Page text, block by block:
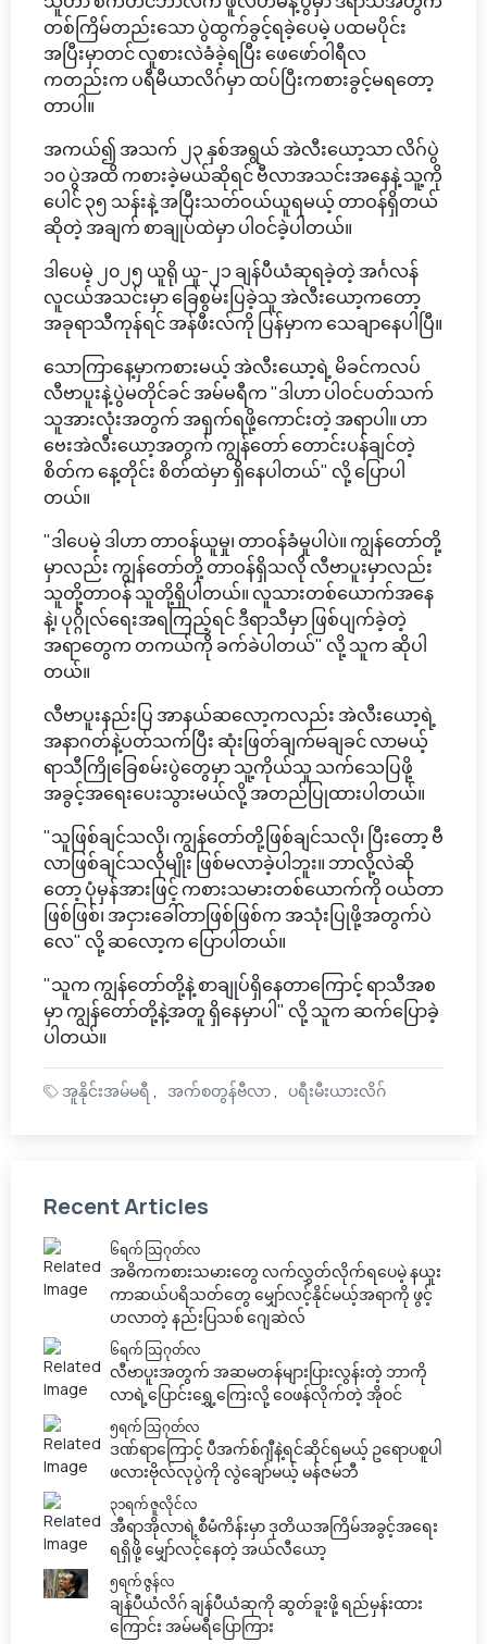
တစ်ကြိမ်တည်းသော ပွဲထွက်ခွင့်ရခဲ့ပေမဲ့ ပထမပိုင်း
အပြီးမှာတင် လူစားလဲခံခဲ့ရပြီး ဖေဖော်ဝါရီလ
ကတည်းက ပရီမီယာလိဂ်မှာ ထပ်ပြီးကစားခွင့်မရတော့
တာပါ။
အကယ်၍ အသက် ၂၃ နှစ်အရွယ် အဲလီးယော့သာ လိဂ်ပွဲ
၁၀ ပွဲအထိ ကစားခဲ့မယ်ဆိုရင် ဗီလာအသင်းအနေနဲ့ သူ့ကို
ပေါင် ၃၅ သန်းနဲ့ အပြီးသတ်ဝယ်ယူရမယ့် တာဝန်ရှိတယ်
ဆိုတဲ့ အချက် စာချုပ်ထဲမှာ ပါဝင်ခဲ့ပါတယ်။
ဒါပေမဲ့ ၂၀၂၅ ယူရို ယူ-၂၁ ချန်ပီယံဆုရခဲ့တဲ့ အင်္ဂလန်
လူငယ်အသင်းမှာ ခြေစွမ်းပြခဲ့သူ အဲလီးယော့ကတော့
အခုရာသီကုန်ရင် အန်ဖီးလ်ကို ပြန်မှာက သေချာနေပါပြီ။
သောကြာနေ့မှာကစားမယ့် အဲလီးယော့ရဲ့ မိခင်ကလပ်
လီဗာပူးနဲ့ပွဲမတိုင်ခင် အမ်မရီက "ဒါဟာ ပါဝင်ပတ်သက်
သူအားလုံးအတွက် အရှက်ရဖို့ကောင်းတဲ့ အရာပါ။ ဟာ
ဗေးအဲလီးယော့အတွက် ကျွန်တော် တောင်းပန်ချင်တဲ့
စိတ်က နေ့တိုင်း စိတ်ထဲမှာ ရှိနေပါတယ်" လို့ ပြောပါ
တယ်။
"ဒါပေမဲ့ ဒါဟာ တာဝန်ယူမှု၊ တာဝန်ခံမှုပါပဲ။ ကျွန်တော်တို့
မှာလည်း ကျွန်တော်တို့ တာဝန်ရှိသလို လီဗာပူးမှာလည်း
သူတို့တာဝန် သူတို့ရှိပါတယ်။ လူသားတစ်ယောက်အနေ
နဲ့၊ ပုဂ္ဂိုလ်ရေးအရကြည့်ရင် ဒီရာသီမှာ ဖြစ်ပျက်ခဲ့တဲ့
အရာတွေက တကယ်ကို ခက်ခဲပါတယ်" လို့ သူက ဆိုပါ
တယ်။
လီဗာပူးနည်းပြ အာနယ်ဆလော့ကလည်း အဲလီးယော့ရဲ့
အနာဂတ်နဲ့ပတ်သက်ပြီး ဆုံးဖြတ်ချက်မချခင် လာမယ့်
ရာသီကြိုခြေစမ်းပွဲတွေမှာ သူ့ကိုယ်သူ သက်သေပြဖို့
အခွင့်အရေးပေးသွားမယ်လို့ အတည်ပြုထားပါတယ်။
"သူဖြစ်ချင်သလို၊ ကျွန်တော်တို့ဖြစ်ချင်သလို၊ ပြီးတော့ ဗီ
လာဖြစ်ချင်သလိုမျိုး ဖြစ်မလာခဲ့ပါဘူး။ ဘာလို့လဲဆို
တော့ ပုံမှန်အားဖြင့် ကစားသမားတစ်ယောက်ကို ဝယ်တာ
ဖြစ်ဖြစ်၊ အငှားခေါ်တာဖြစ်ဖြစ်က အသုံးပြုဖို့အတွက်ပဲ
လေ" လို့ ဆလော့က ပြောပါတယ်။
"သူက ကျွန်တော်တို့နဲ့ စာချုပ်ရှိနေတာကြောင့် ရာသီအစ
မှာ ကျွန်တော်တို့နဲ့အတူ ရှိနေမှာပါ" လို့ သူက ဆက်ပြောခဲ့
ပါတယ်။
အူနိုင်းအမ်မရီ အက်စတွန်ဗီလာ ပရီးမီးယားလိဂ်
Recent Articles
၆ရက် သြဂုတ်လ
အဓိကကစားသမားတွေ လက်လွှတ်လိုက်ရပေမဲ့ နယူး
ကာဆယ်ပရိသတ်တွေ မျှော်လင့်နိုင်မယ့်အရာကို ဖွင့်
ဟလာတဲ့ နည်းပြသစ် ဂျေဆဲလ်
၆ရက် သြဂုတ်လ
လီဗာပူးအတွက် အဆမတန်များပြားလွန်းတဲ့ ဘာကို
လာရဲ့ပြောင်းရွှေ့ကြေးလို့ ဝေဖန်လိုက်တဲ့ အိုဝင်
၅ရက် သြဂုတ်လ
ဒဏ်ရာကြောင့် ပီအက်စ်ဂျီနဲ့ရင်ဆိုင်ရမယ့် ဥရောပစူပါ
ဖလားဗိုလ်လုပွဲကို လွဲချော်မယ့် မန်ဇမ်ဘီ
၃၁ရက် ဇူလိုင်လ
အီရာအိုလာရဲ့စီမံကိန်းမှာ ဒုတိယအကြိမ်အခွင့်အရေး
ရရှိဖို့ မျှော်လင့်နေတဲ့ အယ်လီယော့
၅ရက် ဇွန်လ
ချန်ပီယံလိဂ် ချန်ပီယံဆုကို ဆွတ်ခူးဖို့ ရည်မှန်းထား
ကြောင်း အမ်မရီပြောကြား